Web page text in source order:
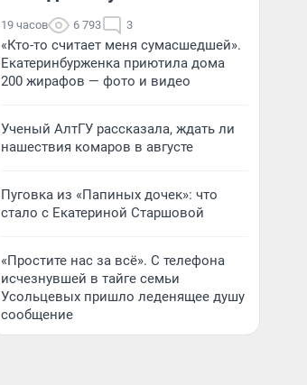
19 часов 6 793 3
«Кто-то считает меня сумасшедшей».
Екатеринбурженка приютила дома
200 жирафов — фото и видео
Ученый АлтГУ рассказала, ждать ли
нашествия комаров в августе
Пуговка из «Папиных дочек»: что
стало с Екатериной Старшовой
«Простите нас за всё». С телефона
исчезнувшей в тайге семьи
Усольцевых пришло леденящее душу
сообщение